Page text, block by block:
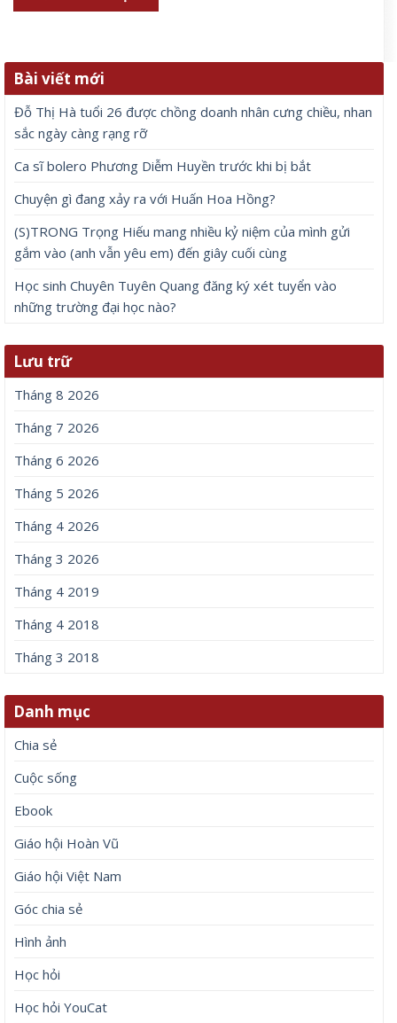
Bài viết mới
Đỗ Thị Hà tuổi 26 được chồng doanh nhân cưng chiều, nhan
sắc ngày càng rạng rỡ
Ca sĩ bolero Phương Diễm Huyền trước khi bị bắt
Chuyện gì đang xảy ra với Huấn Hoa Hồng?
(S)TRONG Trọng Hiếu mang nhiều kỷ niệm của mình gửi
gắm vào (anh vẫn yêu em) đến giây cuối cùng
Học sinh Chuyên Tuyên Quang đăng ký xét tuyển vào
những trường đại học nào?
Lưu trữ
Tháng 8 2026
Tháng 7 2026
Tháng 6 2026
Tháng 5 2026
Tháng 4 2026
Tháng 3 2026
Tháng 4 2019
Tháng 4 2018
Tháng 3 2018
Danh mục
Chia sẻ
Cuộc sống
Ebook
Giáo hội Hoàn Vũ
Giáo hội Việt Nam
Góc chia sẻ
Hình ảnh
Học hỏi
Học hỏi YouCat